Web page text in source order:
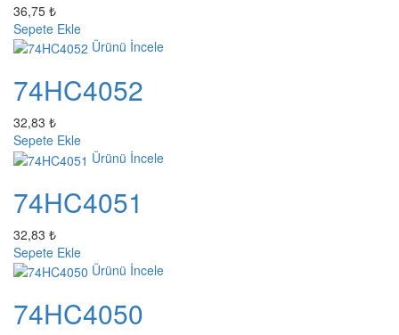
36,75 ₺
Sepete Ekle
Ürünü İncele
74HC4052
32,83 ₺
Sepete Ekle
Ürünü İncele
74HC4051
32,83 ₺
Sepete Ekle
Ürünü İncele
74HC4050